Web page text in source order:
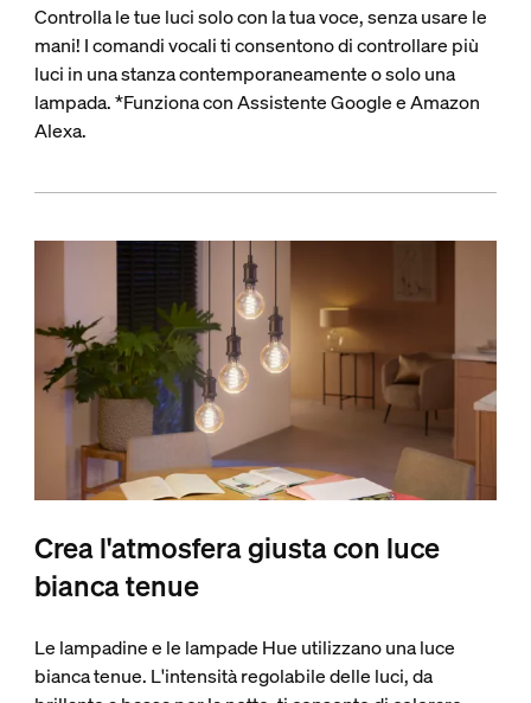
Controlla le tue luci solo con la tua voce, senza usare le
mani! I comandi vocali ti consentono di controllare più
luci in una stanza contemporaneamente o solo una
lampada. *Funziona con Assistente Google e Amazon
Alexa.
Crea l'atmosfera giusta con luce
bianca tenue
Le lampadine e le lampade Hue utilizzano una luce
bianca tenue. L'intensità regolabile delle luci, da